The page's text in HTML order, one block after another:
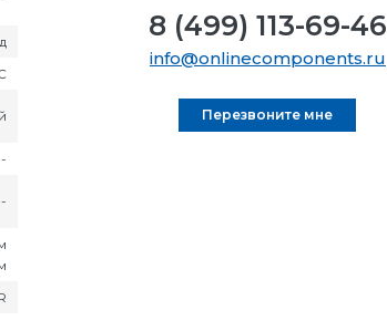
-
-
8 (499) 113-69-46
info@onlinecomponents.ru
Перезвоните мне